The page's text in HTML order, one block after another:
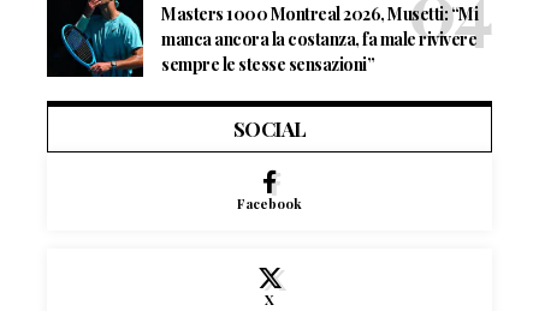
Masters 1000 Montreal 2026, Musetti: “Mi
manca ancora la costanza, fa male rivivere
sempre le stesse sensazioni”
SOCIAL
Facebook
X